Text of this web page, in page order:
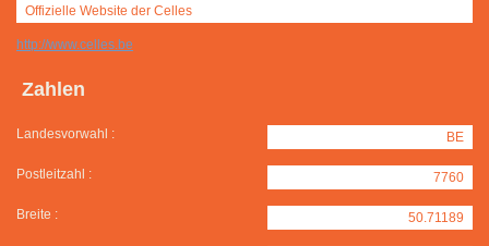
Offizielle Website der Celles
http://www.celles.be
Zahlen
Landesvorwahl : BE
Postleitzahl : 7760
Breite : 50.71189